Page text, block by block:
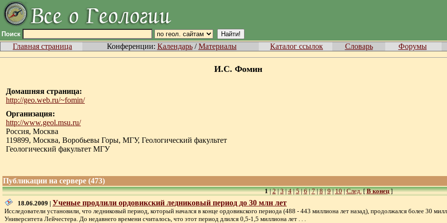
Поиск
Главная страница Конференции: Календарь/Материалы Каталог ссылок Словарь Форумы
И.С. Фомин
Домашняя страница:
http://geo.web.ru/~fomin/
Организация:
http://www.geol.msu.ru/
Россия, Москва
119899, Москва, Воробьевы Горы, МГУ, Геологический факультет
Геологический факультет МГУ
Публикации на сервере (473)
1|2|3|4|5|6|7|8|9|10|След.[В конец]
18.06.2009 | Ученые продлили ордовикский ледниковый период до 30 млн лет
Исследователи установили, что ледниковый период, который начался в конце ордовикского периода (488 - 443 миллиона лет назад), продолжался более 30
Университета Лейчестера. До недавнего времени считалось, что этот период длился 0,5-1,5 миллиона лет . . .